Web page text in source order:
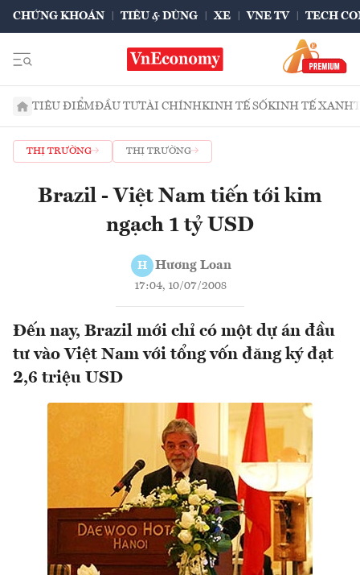
CHỨNG KHOÁN TIÊU & DÙNG XE VNE TV TECH
TIÊU ĐIỂMĐẦU TƯTÀI CHÍNHKINH TẾ SỐKINH TẾ XANH
THỊ TRƯỜNG THỊ TRƯỜNG
Brazil - Việt Nam tiến tới kim
ngạch 1 tỷ USD
H Hương Loan
17:04, 10/07/2008
Đến nay, Brazil mới chỉ có một dự án đầu
tư vào Việt Nam với tổng vốn đăng ký đạt
2,6 triệu USD